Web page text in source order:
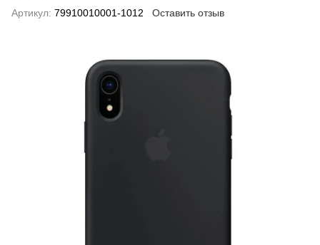
Артикул: 79910010001-1012 Оставить отзыв